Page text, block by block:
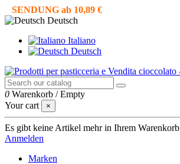
SENDUNG ab 10,89 €
Deutsch
Italiano
Deutsch
0 Warenkorb /Empty
Your cart
×
Es gibt keine Artikel mehr in Ihrem Warenkorb
Anmelden
Marken